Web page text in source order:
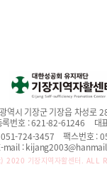
역시 기장군 기장읍 차성로
번호 :621-82-61246 대
051-724-3457 팩스번호 :
mail :
2020 기장지역자활센터. ALL